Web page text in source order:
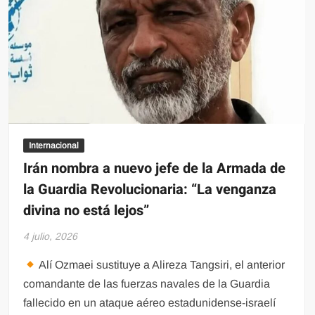
Acapulco
Internacional
Irán nombra a nuevo jefe de la Armada de
la Guardia Revolucionaria: “La venganza
divina no está lejos”
4 julio, 2026
Alí Ozmaei sustituye a Alireza Tangsiri, el anterior
comandante de las fuerzas navales de la Guardia
fallecido en un ataque aéreo estadunidense-israelí